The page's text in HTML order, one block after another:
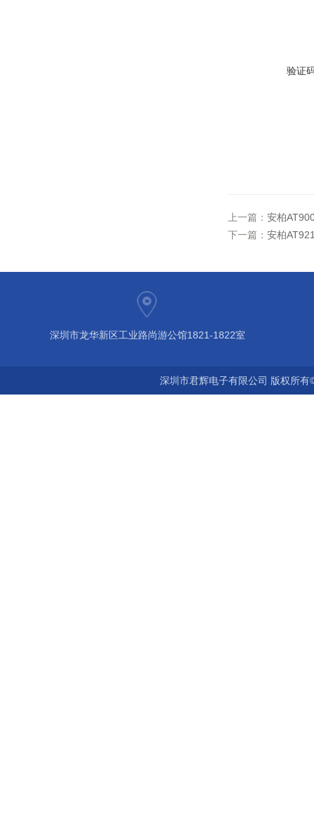
验证
上一篇： 安柏
下一篇： 安柏
深圳市龙华新区工业路尚游公馆1821-1822室
深圳市君辉电子有限公司 版权所